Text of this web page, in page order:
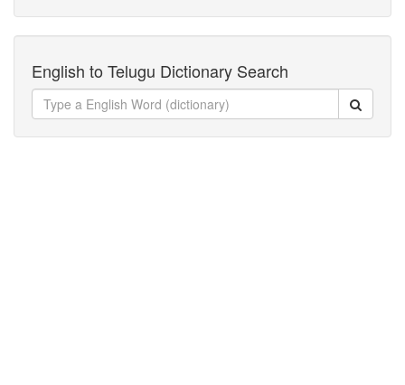
English to Telugu Dictionary Search